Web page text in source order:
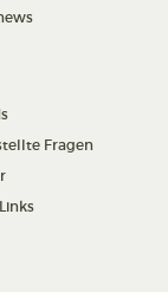
Fragen